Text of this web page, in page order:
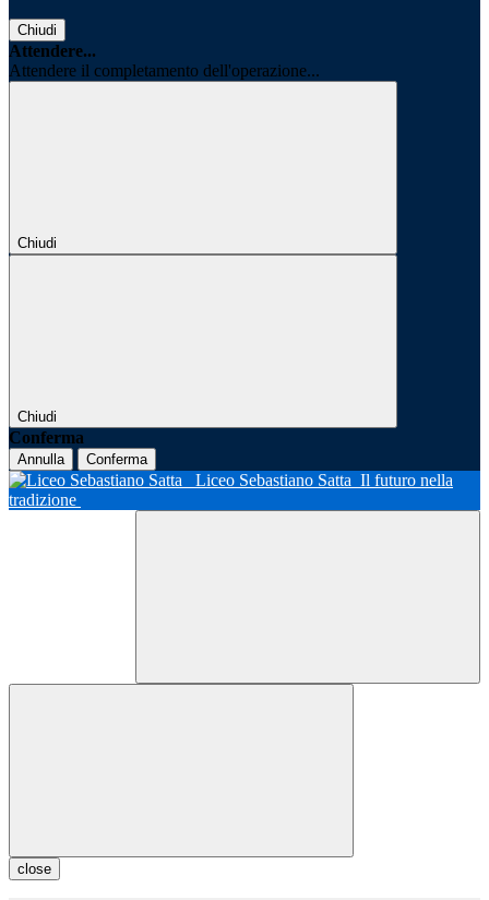
Chiudi
Attendere...
Attendere il completamento dell'operazione...
Chiudi
Chiudi
Conferma
Annulla Conferma
Liceo Sebastiano Satta Il futuro nella
tradizione
close